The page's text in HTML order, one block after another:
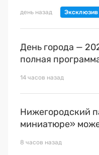
день назад
День города —
полная
14 часов назад
Нижегородский
миниатюре»
8 часов назад